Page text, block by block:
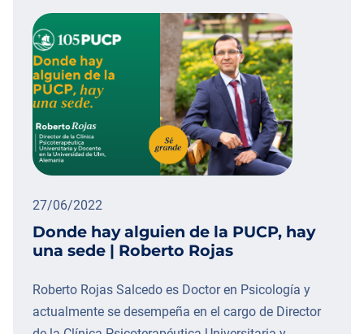
27/06/2022
Donde hay alguien de la PUCP, hay
una sede | Roberto Rojas
Roberto Rojas Salcedo es Doctor en Psicología y
actualmente se desempeña en el cargo de Director